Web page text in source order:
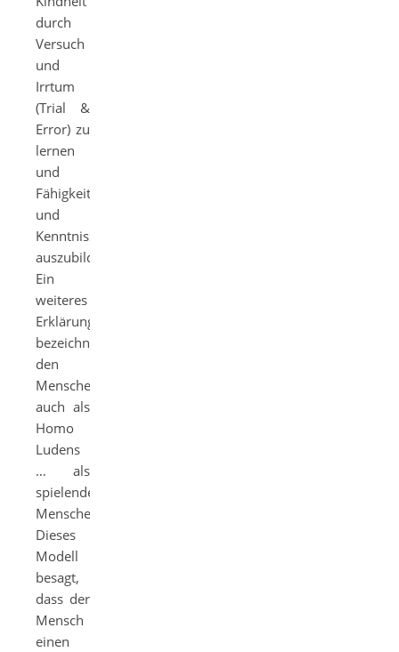
durch
Versuch
und
Irrtum
(Trial &
Error) zu
lernen
und
Fähigkeiten
und
Kenntnisse
auszubilden.
Ein
weiteres
Erklärungsmodell
bezeichnet
den
Menschen
auch als
Homo
Ludens
… als
spielenden
Menschen.
Dieses
Modell
besagt,
dass der
Mensch
einen